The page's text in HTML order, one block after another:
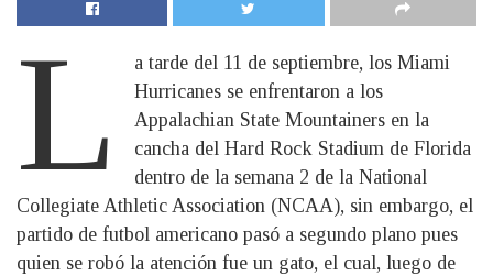
L
a tarde del 11 de septiembre, los Miami
Hurricanes se enfrentaron a los
Appalachian State Mountainers en la
cancha del Hard Rock Stadium de Florida
dentro de la semana 2 de la National
Collegiate Athletic Association (NCAA), sin embargo, el
partido de futbol americano pasó a segundo plano pues
quien se robó la atención fue un gato, el cual, luego de